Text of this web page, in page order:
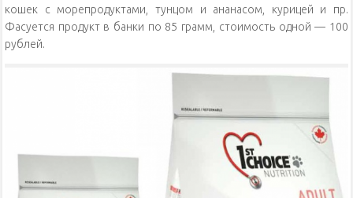
кошек с морепродуктами, тунцом и ананасом, курицей и пр.
Фасуется продукт в банки по 85 грамм, стоимость одной — 100
рублей.